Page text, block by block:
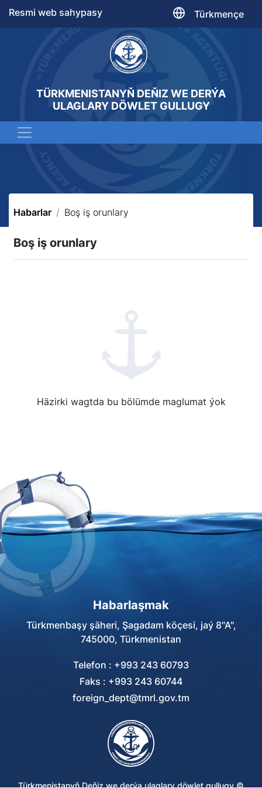
Resmi web sahypasy Türkmençe
TÜRKMENISTANYŇ DEŇIZ WE DERÝA
ULAGLARY DÖWLET GULLUGY
Habarlar Boş iş orunlary
Boş iş orunlary
Häzirki wagtda bu bölümde maglumat ýok
Habarlaşmak
Türkmenbaşy şäheri, Şagadam köçesi, jaý 8"A",
745000, Türkmenistan
Telefon : +993 243 60793
Faks : +993 243 60744
foreign_dept@tmrl.gov.tm
Türkmenistanyň Deňiz we derýa ulaglary döwlet gullugy ©